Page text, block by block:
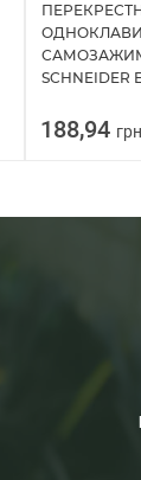
SCHNEIDER
188,94 грн